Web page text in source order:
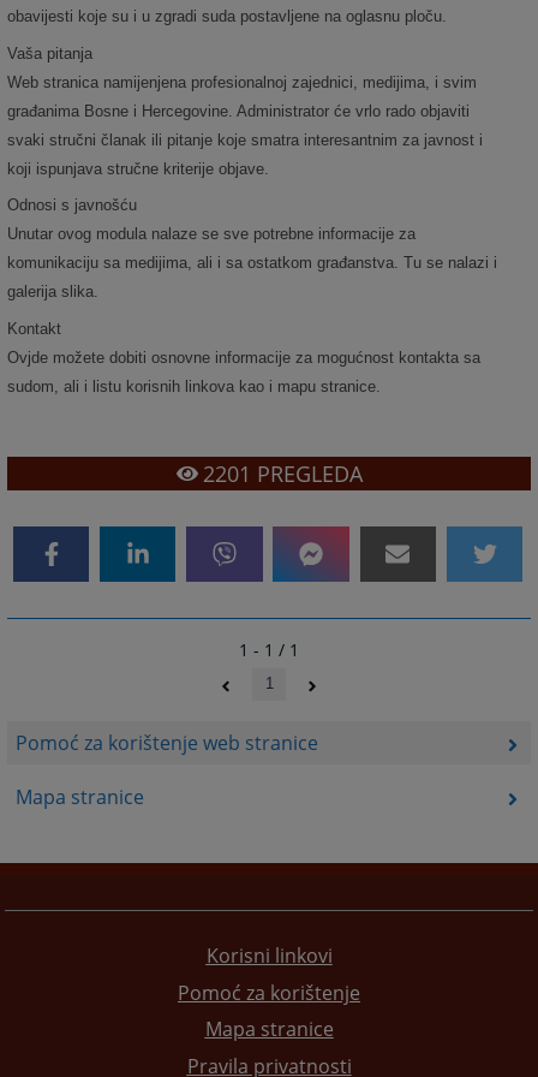
Pomoć za korištenje web stranice
Mapa stranice
obavijesti koje su i u zgradi suda postavljene na oglasnu ploču.
Vaša pitanja
Web stranica namijenjena profesionalnoj zajednici, medijima, i svim
građanima Bosne i Hercegovine. Administrator će vrlo rado objaviti
svaki stručni članak ili pitanje koje smatra interesantnim za javnost i
koji ispunjava stručne kriterije objave.
Odnosi s javnošću
Unutar ovog modula nalaze se sve potrebne informacije za
komunikaciju sa medijima, ali i sa ostatkom građanstva. Tu se nalazi i
galerija slika.
Kontakt
Ovjde možete dobiti osnovne informacije za mogućnost kontakta sa
sudom, ali i listu korisnih linkova kao i mapu stranice.
2201 PREGLEDA
1 - 1 / 1
1
Korisni linkovi
Pomoć za korištenje
Mapa stranice
Pravila privatnosti